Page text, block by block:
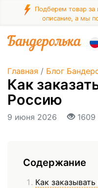
Подберем товар
описание, а мы
Главная / Блог
Как
Россию
9 июня 2026 1609
Содержание
Как